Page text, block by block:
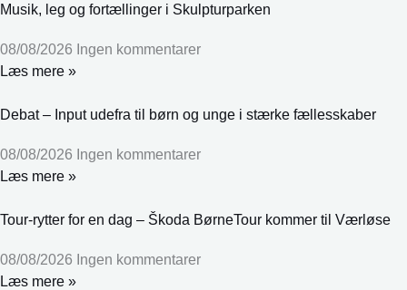
Musik, leg og fortællinger i Skulpturparken
08/08/2026 Ingen kommentarer
Læs mere »
Debat – Input udefra til børn og unge i stærke fællesskaber
08/08/2026 Ingen kommentarer
Læs mere »
Tour-rytter for en dag – Škoda BørneTour kommer til Værløse
08/08/2026 Ingen kommentarer
Læs mere »